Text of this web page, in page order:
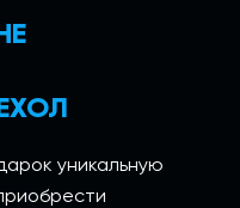
уникальную